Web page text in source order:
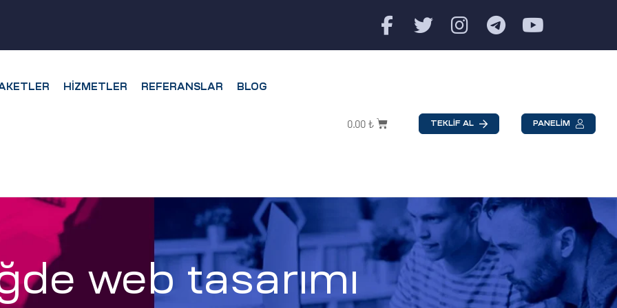
HIZMETLER REFERANSLAR BLOG
0.00 ₺ TEKLİF AL PANELİM
web tasarımı